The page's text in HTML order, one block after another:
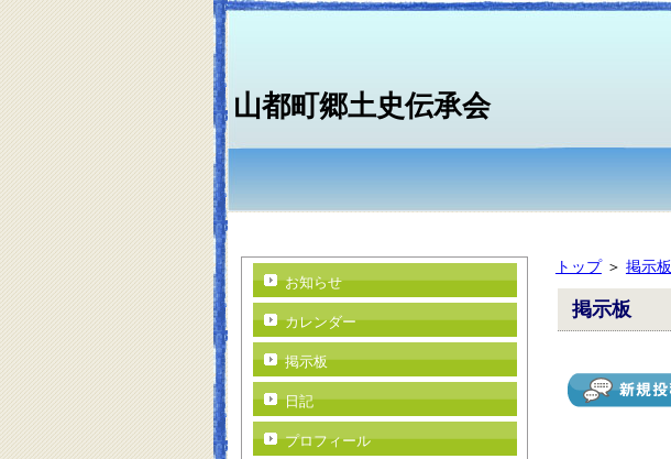
山都町郷土史伝承会
トップ＞ 掲示板
掲示板
お知らせ
カレンダー
掲示板
日記
プロフィール